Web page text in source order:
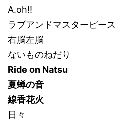
A.oh!!
ラブアンドマスターピース
右脳左脳
ないものねだり
Ride on Natsu
夏蝉の音
線香花火
日々